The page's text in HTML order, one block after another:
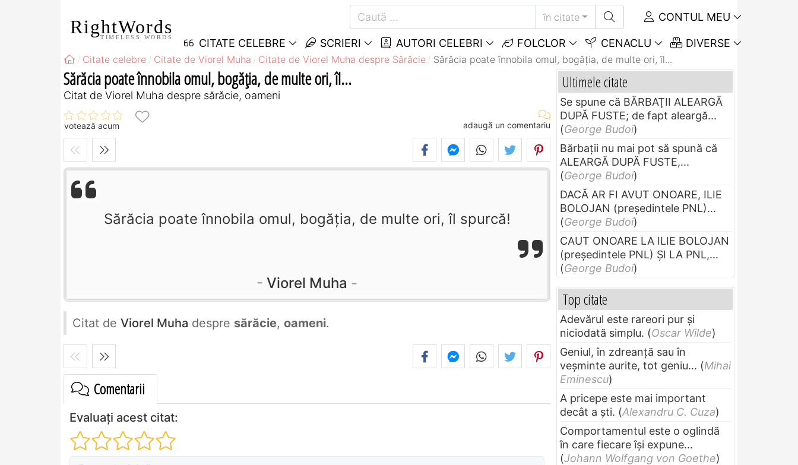
RightWords
TIMELESS WORDS
în citate CONTUL MEU
CITATE CELEBRE SCRIERI AUTORI CELEBRI FOLCLOR CENACLU DIVERSE
Citate celebre Citate de Viorel Muha Citate de Viorel Muha despre Sărăcie Sărăcia poate înnobila omul, bogăţia, de multe ori, îl...
Sărăcia poate înnobila omul, bogăţia, de multe ori, îl...
Citat de Viorel Muha despre sărăcie, oameni
votează acum adaugă un comentariu
Sărăcia poate înnobila omul, bogăţia, de multe ori, îl spurcă!
Viorel Muha
Citat de Viorel Muha despre sărăcie, oameni.
Comentarii
Evaluați acest citat:
Ultimele citate
Se spune că BĂRBAŢII ALEARGĂ
DUPĂ FUSTE; de fapt aleargă...
(George Budoi)
Bărbaţii nu mai pot să spună că
ALEARGĂ DUPĂ FUSTE,...
(George Budoi)
DACĂ AR FI AVUT ONOARE, ILIE
BOLOJAN (preşedintele PNL)...
(George Budoi)
CAUT ONOARE LA ILIE BOLOJAN
(preşedintele PNL) ŞI LA PNL,...
(George Budoi)
Top citate
Adevărul este rareori pur și
niciodată simplu. (Oscar Wilde)
Geniul, în zdreanţă sau în
veşminte aurite, tot geniu... (Mihai
Eminescu)
A pricepe este mai important
decât a ști. (Alexandru C. Cuza)
Comportamentul este o oglindă
în care fiecare își expune...
(Johann Wolfgang von Goethe)